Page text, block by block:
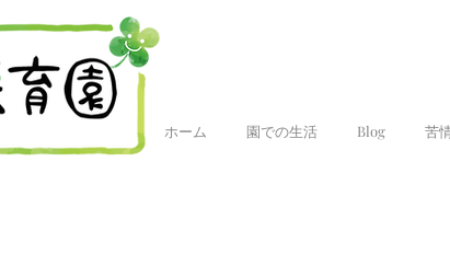
ホーム 園での生活 Blog 苦